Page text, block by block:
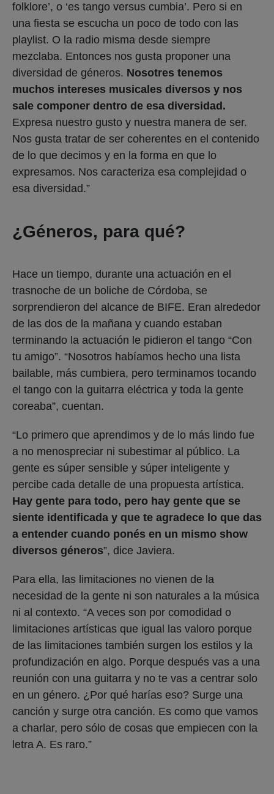
folklore’, o ‘es tango versus cumbia’. Pero si en
una fiesta se escucha un poco de todo con las
playlist. O la radio misma desde siempre
mezclaba. Entonces nos gusta proponer una
diversidad de géneros. Nosotres tenemos
muchos intereses musicales diversos y nos
sale componer dentro de esa diversidad.
Expresa nuestro gusto y nuestra manera de ser.
Nos gusta tratar de ser coherentes en el contenido
de lo que decimos y en la forma en que lo
expresamos. Nos caracteriza esa complejidad o
esa diversidad.”
¿Géneros, para qué?
Hace un tiempo, durante una actuación en el
trasnoche de un boliche de Córdoba, se
sorprendieron del alcance de BIFE. Eran alrededor
de las dos de la mañana y cuando estaban
terminando la actuación le pidieron el tango “Con
tu amigo”. “Nosotros habíamos hecho una lista
bailable, más cumbiera, pero terminamos tocando
el tango con la guitarra eléctrica y toda la gente
coreaba”, cuentan.
“Lo primero que aprendimos y de lo más lindo fue
a no menospreciar ni subestimar al público. La
gente es súper sensible y súper inteligente y
percibe cada detalle de una propuesta artística.
Hay gente para todo, pero hay gente que se
siente identificada y que te agradece lo que das
a entender cuando ponés en un mismo show
diversos géneros”, dice Javiera.
Para ella, las limitaciones no vienen de la
necesidad de la gente ni son naturales a la música
ni al contexto. “A veces son por comodidad o
limitaciones artísticas que igual las valoro porque
de las limitaciones también surgen los estilos y la
profundización en algo. Porque después vas a una
reunión con una guitarra y no te vas a centrar solo
en un género. ¿Por qué harías eso? Surge una
canción y surge otra canción. Es como que vamos
a charlar, pero sólo de cosas que empiecen con la
letra A. Es raro.”